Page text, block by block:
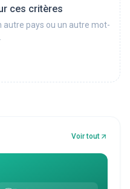
ces critères
autre pays ou un autre mot-
Voir tout